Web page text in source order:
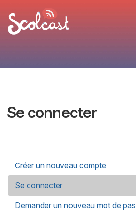
Se connecter
Onglets
Créer un nouveau compte
Se connecter
Demander un nouveau mot de